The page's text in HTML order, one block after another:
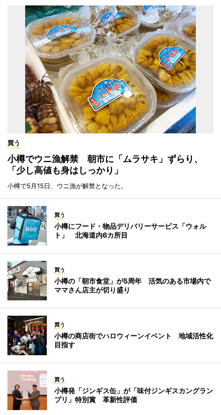
買う
小樽でウニ漁解禁 朝市に「ムラサキ」ずらり、
「少し高値も身はしっかり」
小樽で5月15日、ウニ漁が解禁となった。
買う
小樽にフード・物品デリバリーサービス「ウォル
ト」 北海道内6カ所目
買う
小樽の「朝市食堂」が5周年 活気のある市場内で
ママさん店主が切り盛り
買う
小樽の商店街でハロウィーンイベント 地域活性化
目指す
買う
小樽発「ジンギス缶」が「味付ジンギスカングラン
プリ」特別賞 革新性評価